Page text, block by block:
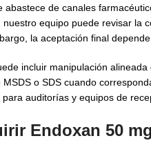
abastece de canales
, nuestro equipo puede revisar la
la aceptación final
incluir manipulación
o SDS cuando
auditorías y equipos de
Endoxan 50